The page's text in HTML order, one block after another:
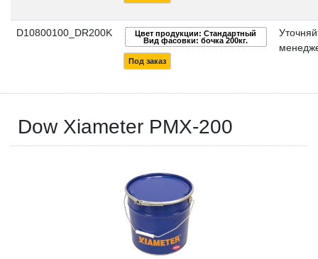
D10800100_DR200K
Цвет продукции: Стандартный
Вид фасовки: бочка 200кг.
Под заказ
Dow Xiameter PMX-200